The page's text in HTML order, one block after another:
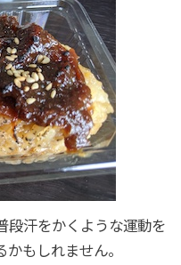
段汗をかくような運動を
もしれません。